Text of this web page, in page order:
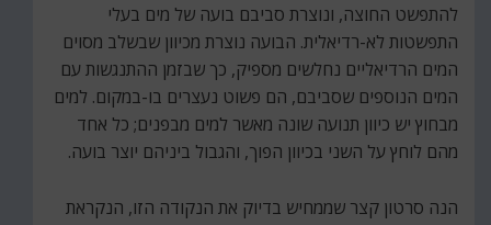
להתפשט החוצה, ונוצרת סביבם בועה של מים בעלי
התפשטות לא-רדיאלית. הבועה נוצרת מכיוון שבשלב מסוים
המים הרדיאליים נחלשים מספיק, כך שבזמן ההתנגשות עם
המים הנוספים שסביבם, הם פשוט נעצרים בו-במקום. למים
מבחוץ יש כיוון תנועה שונה מאשר למים מבפנים; כל אחד
מהם לוחץ על השני בכיוון הפוך, והגבול ביניהם יוצר בועה.
הנה סרטון קצר שממחיש בדיוק את הנקודה הזו, הנקראת